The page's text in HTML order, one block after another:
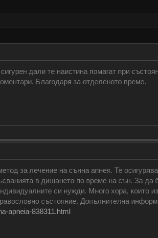
дали те наистина помагат при
Благодаря за отделеното време.
за лечение на сънна апнея. Те
в дишането по време на сън. За
си нужди. Много хора, които
състояние. Допълнителна
apneia-838311.html